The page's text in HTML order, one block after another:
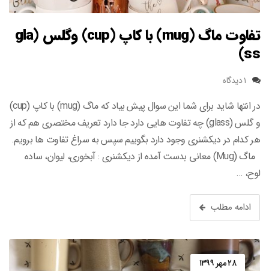
تفاوت ماگ (mug) با کاپ (cup) وگلس (gla
ss)
۱ دیدگاه
در انتها شاید برای شما این سوال پیش بیاد که ماگ (mug) با کاپ (cup)
و گلس (glass) چه تفاوت هایی دارد جا دارد تعریف مختصری هم که از
هر کدام در دیکشنری وجود دارد بگوییم سپس به سراغ تفاوت ها برویم.
ماگ (Mug) معانی بدست آمده از دیکشنری : آبخوری، لیوان، ساده
لوح، …
ادامه مطلب
۲۸ مهر ۱۳۹۹